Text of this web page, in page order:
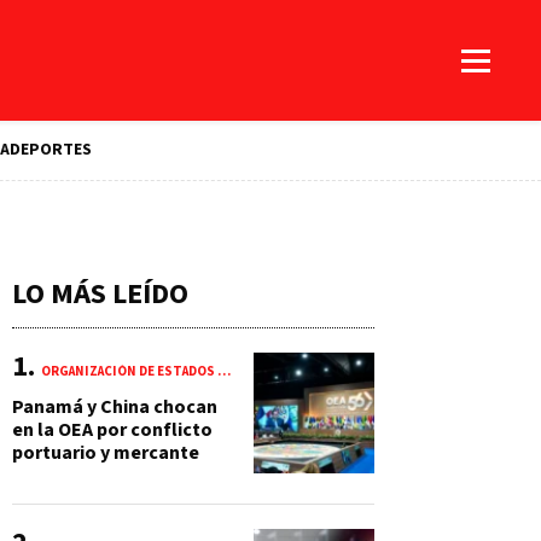
DEPORTES
LO MÁS LEÍDO
ORGANIZACIÓN DE ESTADOS AMERICANOS (OEA)
Panamá y China chocan
en la OEA por conflicto
portuario y mercante